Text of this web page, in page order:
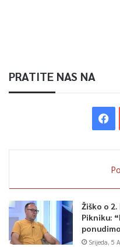
PRATITE NAS NA
Žiško o
Pikniku:
Srijeda, 5